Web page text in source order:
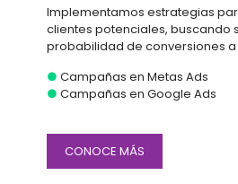
Implementamos estrategias
clientes potenciales, buscando
probabilidad de conversiones a
● Campañas en Metas Ads
● Campañas en Google Ads
CONOCE MÁS